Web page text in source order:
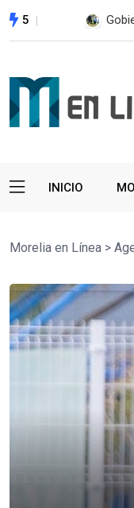
5
INICIO
Morelia en Línea >